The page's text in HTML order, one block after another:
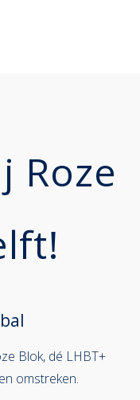
Roze
Blok, dé LHBT+
omstreken.